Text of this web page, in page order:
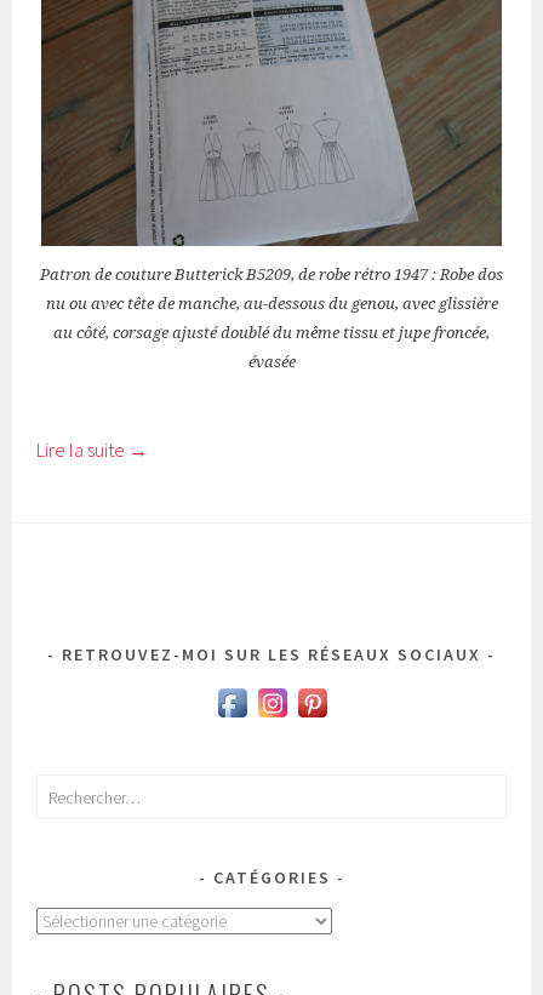
Patron de couture Butterick B5209, de robe rétro 1947 : Robe dos
nu ou avec tête de manche, au-dessous du genou, avec glissière
au côté, corsage ajusté doublé du même tissu et jupe froncée,
évasée
Lire la suite →
RETROUVEZ-MOI SUR LES RÉSEAUX SOCIAUX
Rechercher :
CATÉGORIES
Catégories